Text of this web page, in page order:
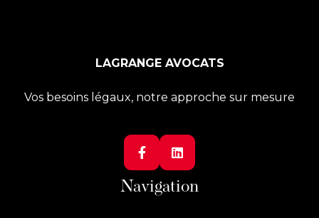
LAGRANGE AVOCATS
Vos besoins légaux, notre approche sur mesure
 
Navigation